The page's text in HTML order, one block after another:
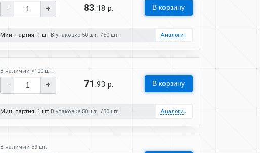
- + 83.18 р. В корзину
Мин. партия: 1 шт. В упаковке:50 шт. 50 шт. Аналоги↓
В наличии >100 шт.
- + 71.93 р. В корзину
Мин. партия: 1 шт. В упаковке:50 шт. 50 шт. Аналоги↓
В наличии 39 шт.